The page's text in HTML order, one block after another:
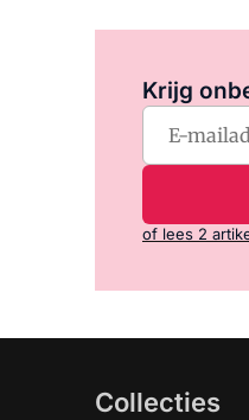
Krijg
of lees 2
Collecties